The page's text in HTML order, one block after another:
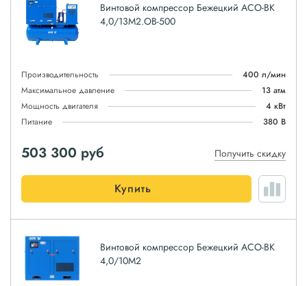
Винтовой компрессор Бежецкий АСО-ВК
4,0/13М2.ОВ-500
Производительность
400 л/мин
Максимальное давление
13 атм
Мощность двигателя
4 кВт
Питание
380 В
503 300 руб Получить скидку
Купить
Винтовой компрессор Бежецкий АСО-ВК
4,0/10М2